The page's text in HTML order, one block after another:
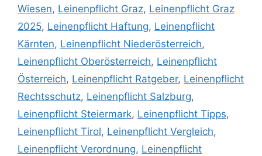
Wiesen, Leinenpflicht Graz, Leinenpflicht Graz
2025, Leinenpflicht Haftung, Leinenpflicht
Kärnten, Leinenpflicht Niederösterreich,
Leinenpflicht Oberösterreich, Leinenpflicht
Österreich, Leinenpflicht Ratgeber, Leinenpflicht
Rechtsschutz, Leinenpflicht Salzburg,
Leinenpflicht Steiermark, Leinenpflicht Tipps,
Leinenpflicht Tirol, Leinenpflicht Vergleich,
Leinenpflicht Verordnung, Leinenpflicht